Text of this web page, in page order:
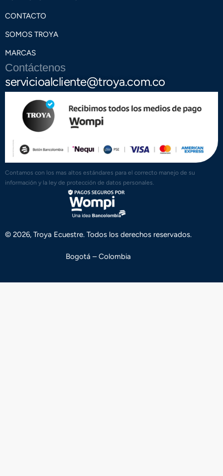
CONTACTO
SOMOS TROYA
MARCAS
Contáctenos
servicioalcliente@troya.com.co
Contamos con los mas altos estándares para el correcto manejo de su
información y la ley de protección de datos personales.
© 2026, Troya Ecuestre. Todos los derechos reservados.
Bogotá – Colombia